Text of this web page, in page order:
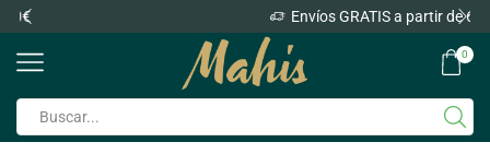
Envíos GRATIS a partir de 60€
0